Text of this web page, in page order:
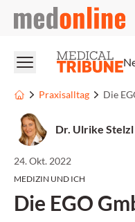
medonline
Praxisalltag Die
Dr. Ulrike Stelzl
24. Okt. 2022
MEDIZIN UND ICH
Die EGO